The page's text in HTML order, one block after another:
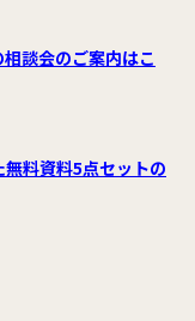
談会のご案内はこ
料資料5点セットの